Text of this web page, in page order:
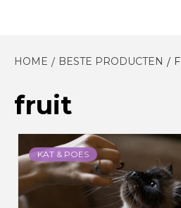
HOME BESTE PRODUCTEN
fruit
KAT & POES